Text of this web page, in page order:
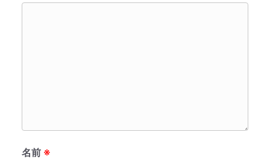
名前 ※